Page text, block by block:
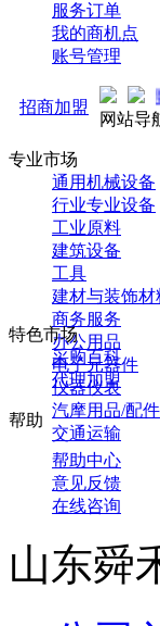
服务订单
我的商机点
账号管理
招商加盟
网
专业市场
通用机械设备
行业专业设备
工业原料
建筑设备
工具
建材与装饰材
商务服务
办公用品
电子元器件
仪器仪表
汽摩用品/配件
交通运输
特色市场
采购百科
代理加盟
帮助中心
意见反馈
在线咨询
山东